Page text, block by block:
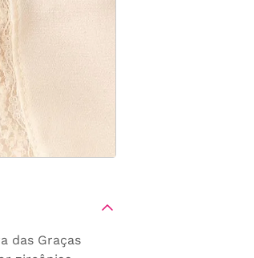
das Graças